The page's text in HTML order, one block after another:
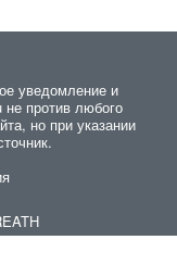
уведомление и
не против любого
но при указании